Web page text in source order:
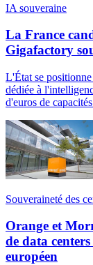
IA souveraine
La France
Gigafactory
L'État se
dédiée à
d'euros de
Souveraineté des
Orange et
de data
européen